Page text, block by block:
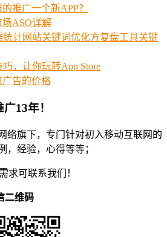
推广一个新APP？
ASO详解
统计网站关键词优化方复盘工具关键
，让你玩转App Store
告的价格
13年！
络旗下，专门针对初入移动互联网的
，经验，心得等等；
求可联系我们！
维码